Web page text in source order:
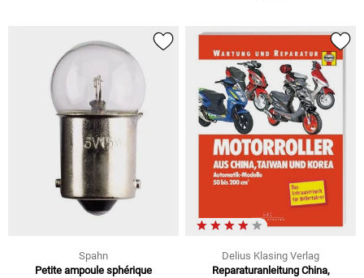
Spahn
Petite ampoule sphérique
Delius Klasing Verlag
Reparaturanleitung China,